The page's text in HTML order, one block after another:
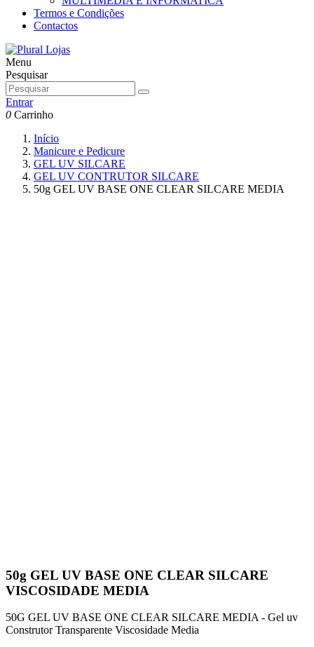
Termos e Condições
Contactos
Menu
Pesquisar
Entrar
0 Carrinho
Início
Manicure e Pedicure
GEL UV SILCARE
GEL UV CONTRUTOR SILCARE
50g GEL UV BASE ONE CLEAR SILCARE MEDIA
50g GEL UV BASE ONE CLEAR SILCARE
VISCOSIDADE MEDIA
50G GEL UV BASE ONE CLEAR SILCARE MEDIA - Gel uv
Construtor Transparente Viscosidade Media